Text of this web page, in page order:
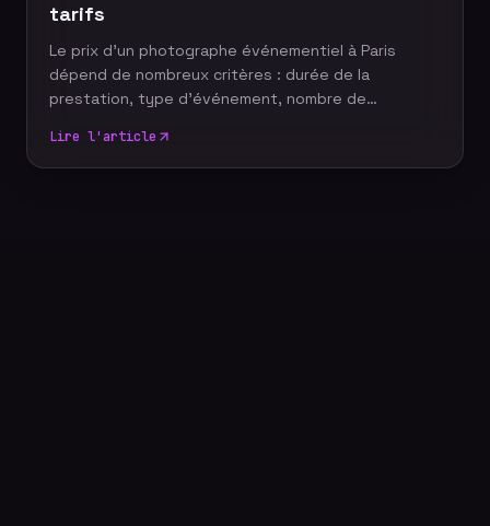
tarifs
Le prix d'un photographe événementiel à Paris
dépend de nombreux critères : durée de la
prestation, type d'événement, nombre de
complémentaires. Plutôt que de rechercher le tarif
le plus bas, il est essentiel de comprendre ce qui
Lire l'article